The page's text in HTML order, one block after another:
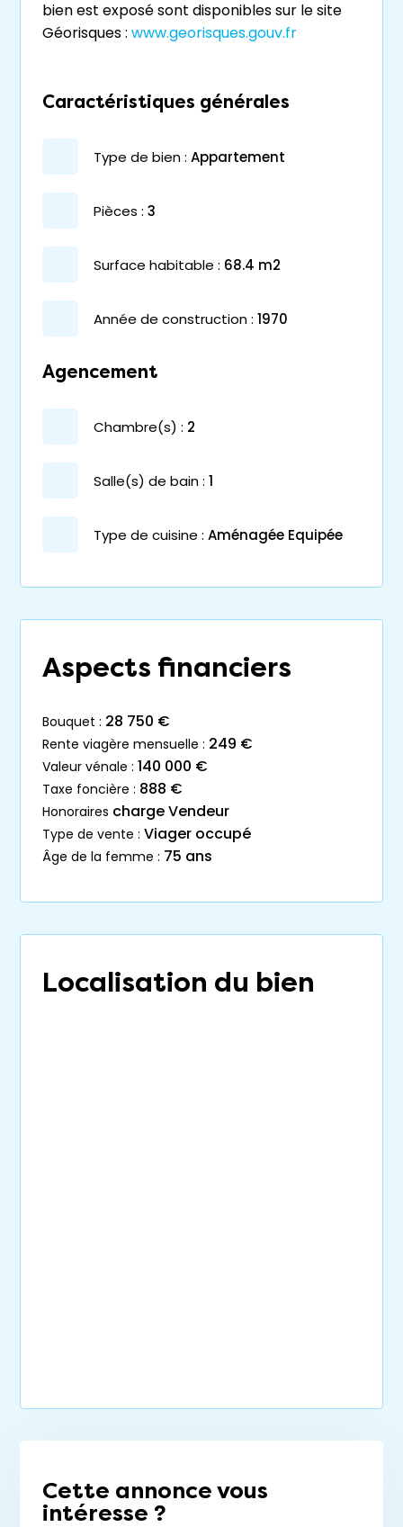
bien est exposé sont disponibles sur le site
Géorisques : www.georisques.gouv.fr
Caractéristiques générales
type de bien : appartement
pièces : 3
surface habitable : 68.4 m2
année de construction : 1970
Agencement
chambre(s) : 2
salle(s) de bain : 1
Type de cuisine : Aménagée Equipée
Aspects financiers
bouquet : 28 750 €
rente viagère mensuelle : 249 €
valeur vénale : 140 000 €
taxe foncière : 888 €
honoraires charge Vendeur
type de vente : Viager occupé
âge de la femme : 75 ans
Localisation du bien
Cette annonce vous
intéresse ?